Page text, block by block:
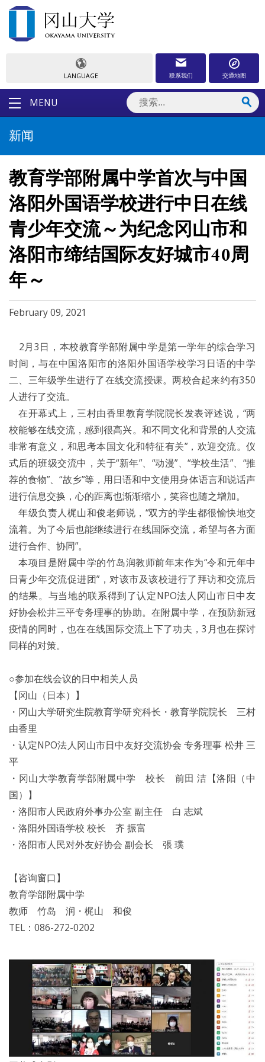
LANGUAGE 联系我们 交通地图
MENU
新闻
教育学部附属中学首次与中国
洛阳外国语学校进行中日在线
青少年交流～为纪念冈山市和
洛阳市缔结国际友好城市40周
年～
February 09, 2021
2月3日，本校教育学部附属中学是第一学年的综合学习
时间，与在中国洛阳市的洛阳外国语学校学习日语的中学
二、三年级学生进行了在线交流授课。两校合起来约有350
人进行了交流。
在开幕式上，三村由香里教育学院院长发表评述说，“两
校能够在线交流，感到很高兴。和不同文化和背景的人交流
非常有意义，和思考本国文化和特征有关”，欢迎交流。仪
式后的班级交流中，关于“新年”、“动漫”、“学校生活”、“推
荐的食物”、“故乡”等，用日语和中文使用身体语言和说话声
进行信息交换，心的距离也渐渐缩小，笑容也随之增加。
年级负责人梶山和俊老师说，“双方的学生都很愉快地交
流着。为了今后也能继续进行在线国际交流，希望与各方面
进行合作、协同”。
本项目是附属中学的竹岛润教师前年末作为“令和元年中
日青少年交流促进团”，对该市及该校进行了拜访和交流后
的结果。与当地的联系得到了认定NPO法人冈山市日中友
好协会松井三平专务理事的协助。在附属中学，在预防新冠
疫情的同时，也在在线国际交流上下了功夫，3月也在探讨
同样的对策。
○参加在线会议的日中相关人员
【冈山（日本）】
・冈山大学研究生院教育学研究科长・教育学院院长 三村
由香里
・认定NPO法人冈山市日中友好交流协会 专务理事 松井 三
平
・冈山大学教育学部附属中学 校长 前田 洁【洛阳（中
国）】
・洛阳市人民政府外事办公室 副主任 白 志斌
・洛阳外国语学校 校长 齐 振富
・洛阳市人民对外友好协会 副会长 張 璞
【咨询窗口】
教育学部附属中学
教师 竹岛 润・梶山 和俊
TEL：086-272-0202